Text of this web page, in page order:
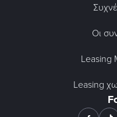
Οι
Leasing
Leasing